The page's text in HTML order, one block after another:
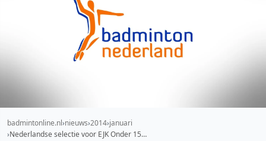
badmintonline.nl nieuws 2014 januari
Nederlandse selectie voor EJK Onder 15…